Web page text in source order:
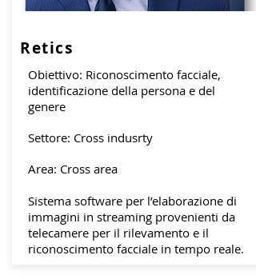
Obiettivo: Riconoscimento facciale,
identificazione della persona e del
genere
Settore: Cross indusrty
Area: Cross area
Sistema software per l’elaborazione di
immagini in streaming provenienti da
telecamere per il rilevamento e il
riconoscimento facciale in tempo reale.
Retics